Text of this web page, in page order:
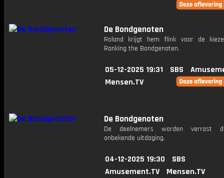
De Bondgenoten
Roland krijgt hem flink voor de
Ranking the Bondgenoten.
05-12-2025 19:31 SBS
Mensen.TV
De Bondgenoten
De deelnemers worden verrast
onbekende uitdaging.
04-12-2025 19:30
SBS
Amusement.TV
Mensen.TV